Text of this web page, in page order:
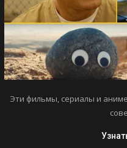
Эти фильмы, сериалы и